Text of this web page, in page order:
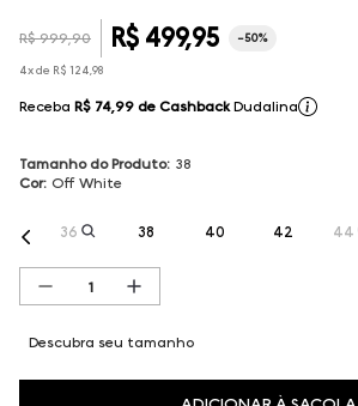
R$ 999,90 R$ 499,95 -50%
4x de R$ 124,98
Receba R$ 74,99 de Cashback Dudalina
Tamanho do Produto: 38
Cor: Off White
36 38 40 42 44
Descubra seu tamanho